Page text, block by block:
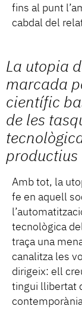
fins al punt
cabdal del
La utopia
marcada
científic
de les
productius
Amb tot, la
fe en aquell
tecnològica
traça una
canalitza les
dirigeix: ell
tingui llibertat